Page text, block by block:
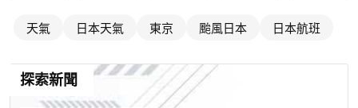
天氣 日本天氣 東京 颱風日本 日本航班
探索新聞